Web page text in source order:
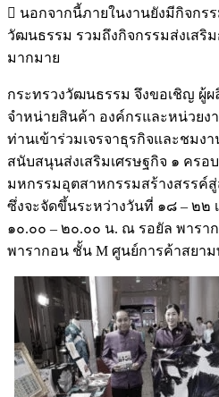
 นอกจากนี้ภายในงานยังมีกิจกร
วัฒนธรรม รวมถึงกิจกรรมส่งเสริ
มากมาย
กระทรวงวัฒนธรรม จึงขอเชิญ ผู้
จำหน่ายสินค้า องค์กรและหน่วยง
ท่านเข้าร่วมเจรจาธุรกิจและชมง
สนับสนุนส่งเสริมเศรษฐกิจ ๑ ครอบ
มหกรรมอุตสาหกรรมสร้างสรรค์สู่
ซึ่งจะจัดขึ้นระหว่างวันที่ ๑๘ – ๒๒
๑๐.๐๐ – ๒๐.๐๐ น. ณ รอยัล พาร
พารากอน ชั้น M ศูนย์การค้าสยา